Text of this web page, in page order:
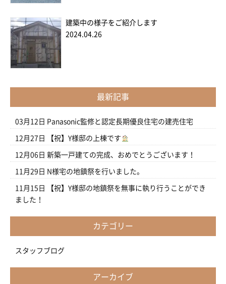
建築中の様子をご紹介します
2024.04.26
最新記事
03月12日 Panasonic監修と認定長期優良住宅の建売住宅
12月27日 【祝】Y様邸の上棟です
12月06日 新築一戸建ての完成、おめでとうございます！
11月29日 N様宅の地鎮祭を行いました。
11月15日
【祝】Y様邸の地鎮祭を無事に執り行うことができ
ました！
カテゴリー
スタッフブログ
アーカイブ